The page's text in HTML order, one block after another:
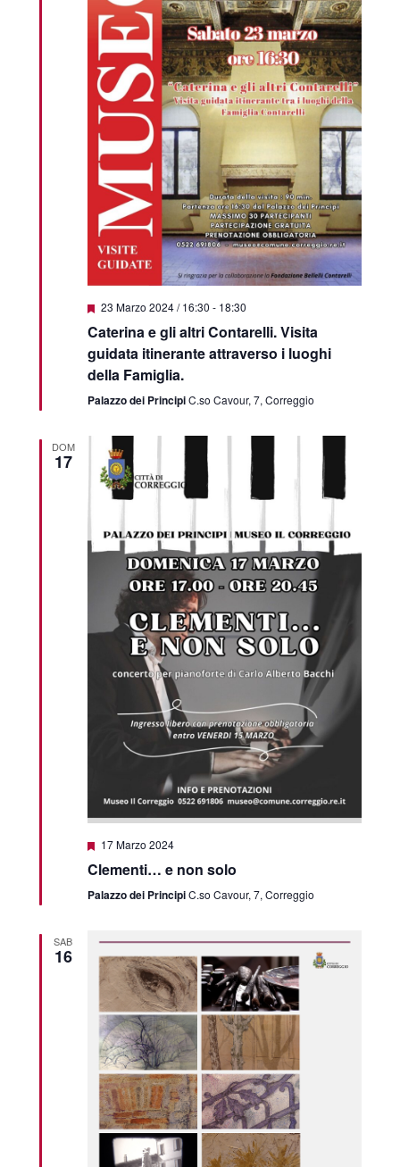
Featured
23 Marzo 2024 / 16:30 - 18:30
Caterina e gli altri Contarelli. Visita
guidata itinerante attraverso i luoghi
della Famiglia.
Palazzo dei PrincipiC.so Cavour, 7, Correggio
DOM
17
Featured
17 Marzo 2024
Clementi… e non solo
Palazzo dei PrincipiC.so Cavour, 7, Correggio
SAB
16